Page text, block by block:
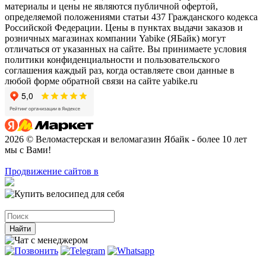
материалы и цены не являются публичной офертой,
определяемой положениями статьи 437 Гражданского кодекса
Российской Федерации. Цены в пунктах выдачи заказов и
розничных магазинах компании Yabike (ЯБайк) могут
отличаться от указанных на сайте. Вы принимаете условия
политики конфиденциальности и пользовательского
соглашения каждый раз, когда оставляете свои данные в
любой форме обратной связи на сайте yabike.ru
2026 © Веломастерская и веломагазин Ябайк - более 10 лет
мы с Вами!
Продвижение сайтов в
Найти